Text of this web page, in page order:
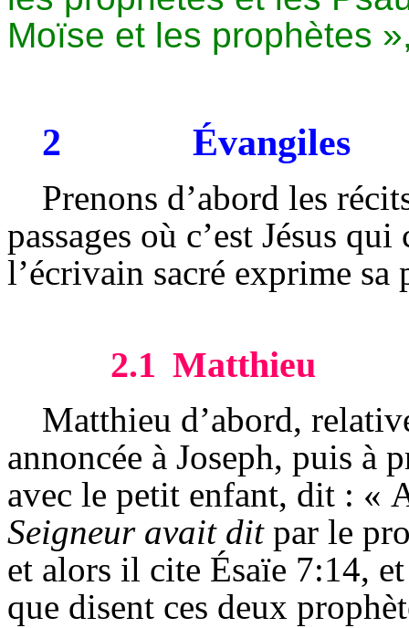
Moïse et les prophètes
2 Évangiles
Prenons d’abord les
passages où c’est Jésus
l’écrivain sacré exprime sa
2.1 Matthieu
Matthieu d’abord,
annoncée à Joseph, puis à
avec le petit enfant, dit : «
Seigneur avait dit par le
et alors il cite Ésaïe 7:14,
que disent ces deux